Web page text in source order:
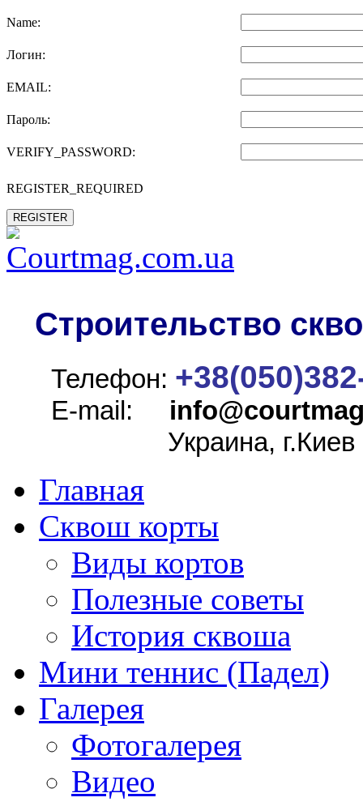
Name:
Логин:
EMAIL:
Пароль:
VERIFY_PASSWORD:
REGISTER_REQUIRED
REGISTER
Строительство
Телефон:
E-mail: info@
Украина, г.Киев
Главная
Сквош корты
Виды кортов
Полезные советы
История сквоша
Мини теннис (Падел)
Галерея
Фотогалерея
Видео